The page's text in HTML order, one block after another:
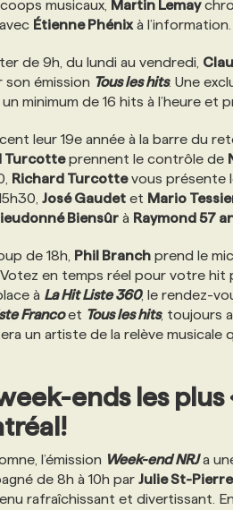
DE SUBVENTIONS
NOUS
NOUS
musicaux, Martin Lemay
Étienne Phénix à l’information.
de 9h, du lundi au vendredi,
émission Tous les hits. Une
minimum de 16 hits à l’heure
leur 19e année à la barre du
Turcotteprennent le contrôle de
Richard Turcottevous présente
José Gaudet et Mario
Biensûr à Raymond 57
de 18h, Phil Branch prend le
en temps réel pour votre hit
à La Hit Liste 360, le rendez-
Francoet Tous les hits, toujours
un artiste de la relève musicale
ends les
l’émission Week-end NRJa
de 8h à 10h par Julie St-Pierre
rafraîchissant et divertissant.